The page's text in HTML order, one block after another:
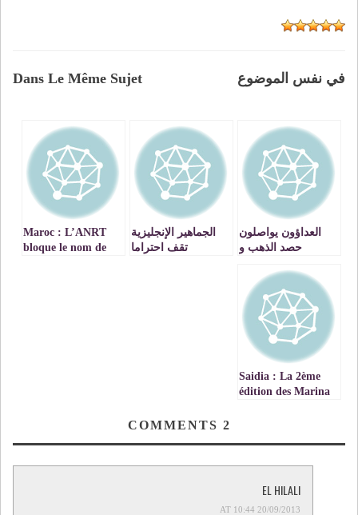
Dans Le Même Sujet في نفس الموضوع
العداؤون يواصلون
حصد الذهب و
عينات بولهم
الجماهير الإنجليزية
تقف احتراما
Maroc : L’ANRT
bloque le nom de
Saidia : La 2ème
édition des Marina
2
EL HILALI
20/09/2013 AT 10:44